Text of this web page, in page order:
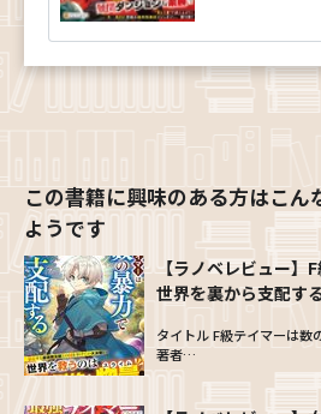
【ラノベレビュー】
世界を裏から支配す
タイトル F級テイマーは数
著者…